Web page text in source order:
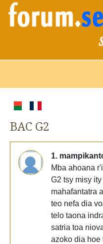
BAC G2
1.
Mba ahoana
G2 tsy misy
mahafantatra
teo nefa dia
telo taona
satria toa
azoko dia hoe